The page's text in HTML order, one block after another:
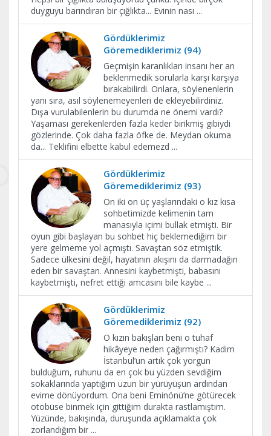
duyguyu barındıran bir çığlıkta... Evinin nası ...
Gördüklerimiz
Göremediklerimiz (94)
Geçmişin karanlıkları insanı her an
beklenmedik sorularla karşı karşıya
bırakabilirdi. Onlara, söylenenlerin
yanı sıra, asıl söylenemeyenleri de ekleyebilirdiniz.
Dışa vurulabilenlerin bu durumda ne önemi vardı?
Yaşaması gerekenlerden fazla keder birikmiş gibiydi
gözlerinde. Çok daha fazla öfke de. Meydan okuma
da... Teklifini elbette kabul edemezd ...
Gördüklerimiz
Göremediklerimiz (93)
On iki on üç yaşlarındaki o kız kısa
sohbetimizde kelimenin tam
manasıyla içimi bullak etmişti. Bir
oyun gibi başlayan bu sohbet hiç beklemediğim bir
yere gelmeme yol açmıştı. Savaştan söz etmiştik.
Sadece ülkesini değil, hayatının akışını da darmadağın
eden bir savaştan. Annesini kaybetmişti, babasını
kaybetmişti, nefret ettiği amcasını bile kaybe ...
Gördüklerimiz
Göremediklerimiz (92)
O kızın bakışları beni o tuhaf
hikâyeye neden çağırmıştı? Kadim
İstanbul’un artık çok yorgun
bulduğum, ruhunu da en çok bu yüzden sevdiğim
sokaklarında yaptığım uzun bir yürüyüşün ardından
evime dönüyordum. Ona beni Eminönü’ne götürecek
otobüse binmek için gittiğim durakta rastlamıştım.
Yüzünde, bakışında, duruşunda açıklamakta çok
zorlandığım bir ...